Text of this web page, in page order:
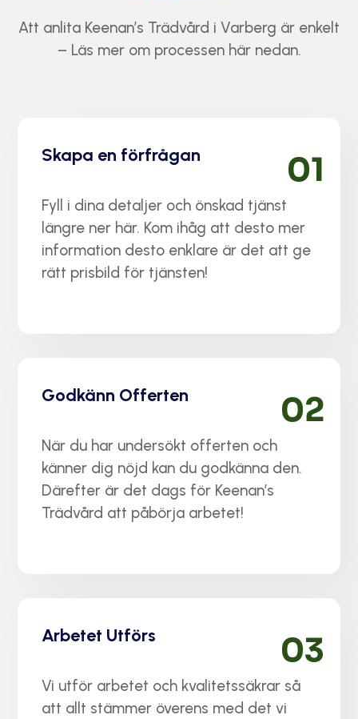
Att anlita Keenan’s Trädvård i Varberg är enkelt
– Läs mer om processen här nedan.
Skapa en förfrågan
Fyll i dina detaljer och önskad tjänst
längre ner här. Kom ihåg att desto mer
information desto enklare är det att ge
rätt prisbild för tjänsten!
01
Godkänn Offerten
När du har undersökt offerten och
känner dig nöjd kan du godkänna den.
Därefter är det dags för Keenan’s
Trädvård att påbörja arbetet!
02
Arbetet Utförs
Vi utför arbetet och kvalitetssäkrar så
att allt stämmer överens med det vi
03